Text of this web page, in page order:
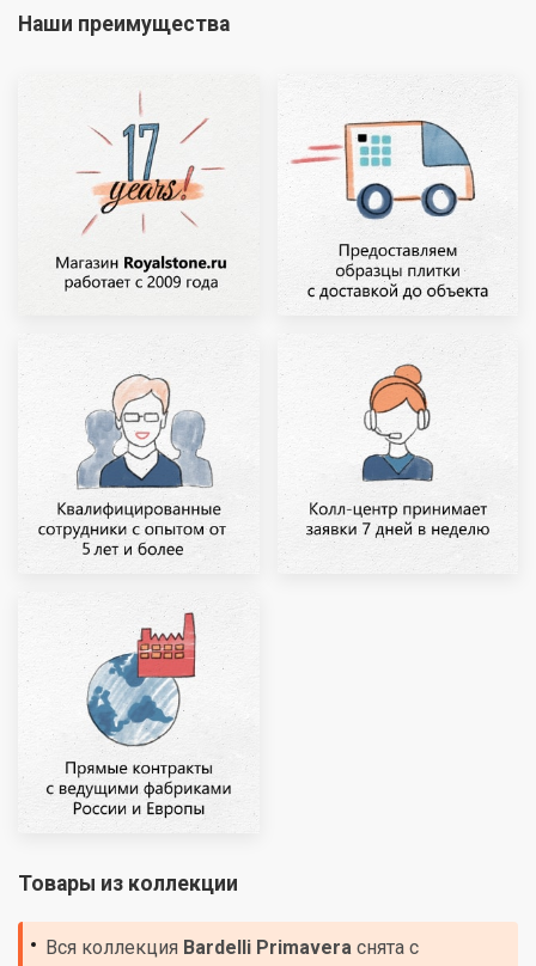
Наши преимущества
Товары из коллекции
Вся коллекция Bardelli Primavera снята с